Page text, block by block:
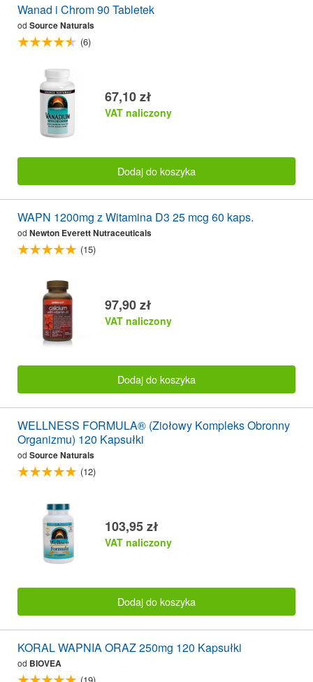
Wanad i Chrom 90 Tabletek
od Source Naturals
(6)
67,10 zł
VAT naliczony
Dodaj do koszyka
WAPN 1200mg z Witamina D3 25 mcg 60 kaps.
od Newton Everett Nutraceuticals
(15)
97,90 zł
VAT naliczony
Dodaj do koszyka
WELLNESS FORMULA® (Ziołowy Kompleks Obronny
Organizmu) 120 Kapsułki
od Source Naturals
(12)
103,95 zł
VAT naliczony
Dodaj do koszyka
KORAL WAPNIA ORAZ 250mg 120 Kapsułki
od BIOVEA